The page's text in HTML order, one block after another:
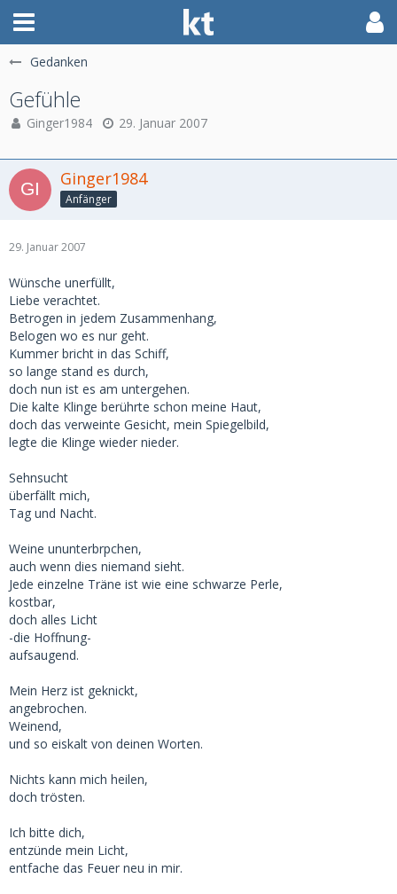
Gedanken
Gefühle
Ginger1984 29. Januar 2007
Ginger1984
Anfänger
29. Januar 2007
Wünsche unerfüllt,
Liebe verachtet.
Betrogen in jedem Zusammenhang,
Belogen wo es nur geht.
Kummer bricht in das Schiff,
so lange stand es durch,
doch nun ist es am untergehen.
Die kalte Klinge berührte schon meine Haut,
doch das verweinte Gesicht, mein Spiegelbild,
legte die Klinge wieder nieder.
Sehnsucht
überfällt mich,
Tag und Nacht.
Weine ununterbrpchen,
auch wenn dies niemand sieht.
Jede einzelne Träne ist wie eine schwarze Perle,
kostbar,
doch alles Licht
-die Hoffnung-
aufsaugend.
Mein Herz ist geknickt,
angebrochen.
Weinend,
und so eiskalt von deinen Worten.
Nichts kann mich heilen,
doch trösten.
Ich bitte dich,
entzünde mein Licht,
entfache das Feuer neu in mir.